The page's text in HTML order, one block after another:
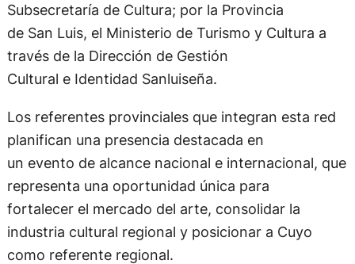
Subsecretaría de Cultura; por la Provincia
de San Luis, el Ministerio de Turismo y Cultura a
través de la Dirección de Gestión
Cultural e Identidad Sanluiseña.
Los referentes provinciales que integran esta red
planifican una presencia destacada en
un evento de alcance nacional e internacional, que
representa una oportunidad única para
fortalecer el mercado del arte, consolidar la
industria cultural regional y posicionar a Cuyo
como referente regional.